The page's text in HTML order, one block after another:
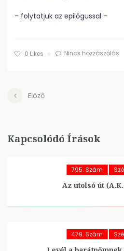
– folytatjuk az epilógussal –
0 Likes Nincs hozzászólás
Előző
Kapcsolódó Írások
795. Szám
Az utolsó út
479. Szám